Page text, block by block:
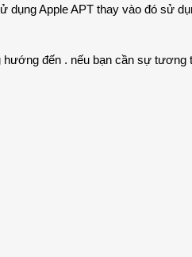
dụng Apple APT thay vào đó sử
đến . nếu bạn cần sự